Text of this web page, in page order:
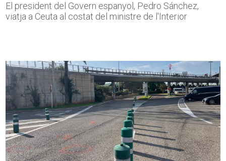
El president del Govern espanyol, Pedro Sánchez,
viatja a Ceuta al costat del ministre de l'Interior